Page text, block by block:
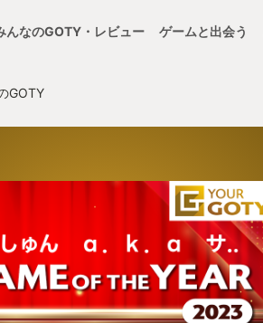
んなのGOTY・レビュー ゲームと出会う
GOTY